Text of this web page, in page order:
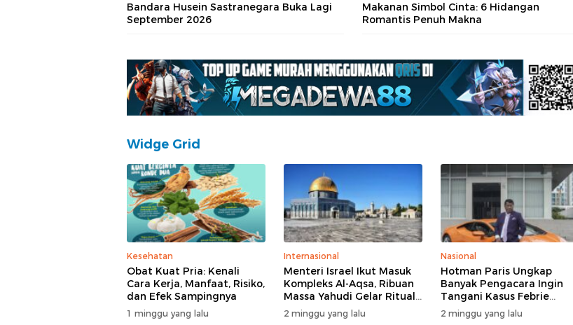
Bandara Husein Sastranegara Buka Lagi
September 2026
Makanan Simbol Cinta: 6 Hidangan
Romantis Penuh Makna
Widge Grid
Kesehatan
Obat Kuat Pria: Kenali
Cara Kerja, Manfaat, Risiko,
dan Efek Sampingnya
1 minggu yang lalu
Internasional
Menteri Israel Ikut Masuk
Kompleks Al-Aqsa, Ribuan
Massa Yahudi Gelar Ritual
di Tengah Pengamanan
Polisi
2 minggu yang lalu
Nasional
Hotman Paris Ungkap
Banyak Pengacara Ingin
Tangani Kasus Febrie
Adriansyah: Disebut “The
Dream Case”
2 minggu yang lalu